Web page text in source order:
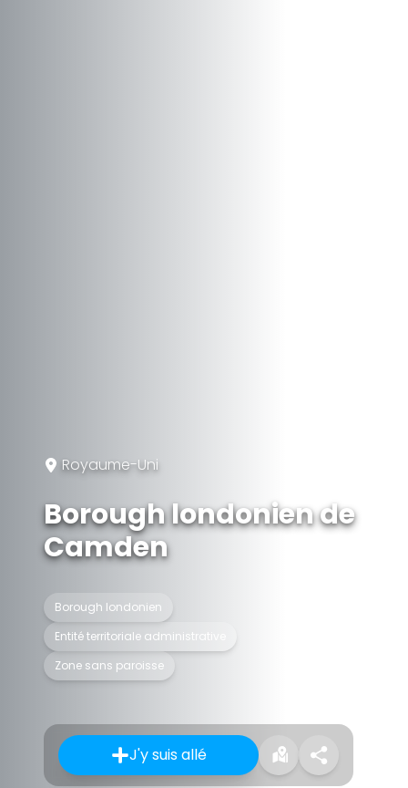
Royaume-Uni
Borough londonien de
Camden
Borough londonien
Entité territoriale administrative
Zone sans paroisse
J'y suis allé